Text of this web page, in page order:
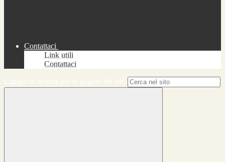
Contattaci
Link utili
Contattaci